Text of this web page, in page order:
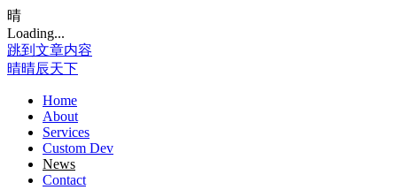
晴
Loading...
跳到文章内容
晴晴辰天下
Home
About
Services
Custom Dev
News
Contact